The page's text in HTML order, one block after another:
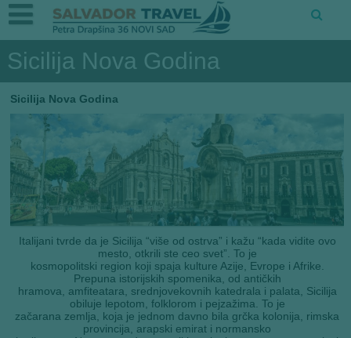
Sicilija Nova Godina
Sicilija Nova Godina
Italijani tvrde da je Sicilija “više od ostrva” i kažu “kada vidite ovo
mesto, otkrili ste ceo svet”. To je
kosmopolitski region koji spaja kulture Azije, Evrope i Afrike.
Prepuna istorijskih spomenika, od antičkih
hramova, amfiteatara, srednjovekovnih katedrala i palata, Sicilija
obiluje lepotom, folklorom i pejzažima. To je
začarana zemlja, koja je jednom davno bila grčka kolonija, rimska
provincija, arapski emirat i normansko